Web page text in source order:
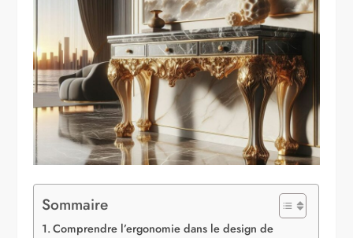
Sommaire
Comprendre l’ergonomie dans le design de